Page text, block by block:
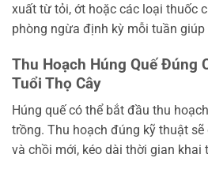
xuất từ tỏi, ớt hoặc các loại thuốc
phòng ngừa định kỳ mỗi tuần giúp
Thu Hoạch Húng Quế Đúng
Tuổi Thọ Cây
Húng quế có thể bắt đầu thu
trồng. Thu hoạch đúng kỹ thuật
và chồi mới, kéo dài thời gian khai